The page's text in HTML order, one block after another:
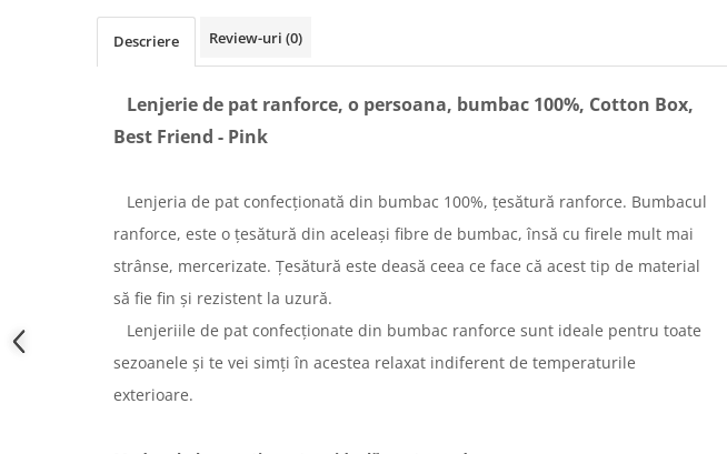
Descriere Review-uri (0)
Lenjerie de pat ranforce, o persoana, bumbac 100%, Cotton Box,
Best Friend - Pink
Lenjeria de pat confecționată din bumbac 100%, țesătură ranforce. Bumbacul
ranforce, este o țesătură din aceleași fibre de bumbac, însă cu firele mult mai
strânse, mercerizate. Țesătură este deasă ceea ce face că acest tip de material
să fie fin și rezistent la uzură.
Lenjeriile de pat confecționate din bumbac ranforce sunt ideale pentru toate
sezoanele și te vei simți în acestea relaxat indiferent de temperaturile
exterioare.